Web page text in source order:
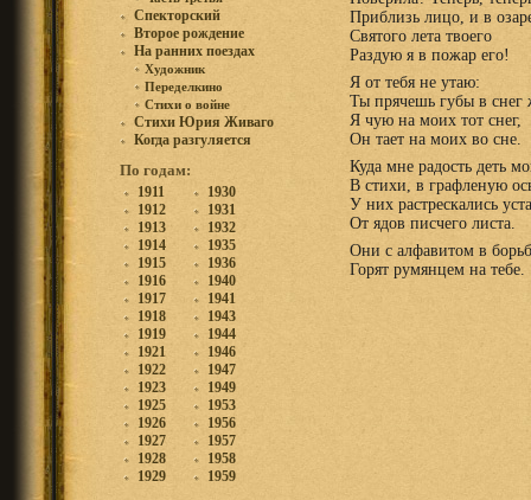
Спекторский
Второе рождение
На ранних поездах
Художник
Переделкино
Стихи о войне
Стихи Юрия Живаго
Когда разгуляется
По годам:
1911
1912
1913
1914
1915
1916
1917
1918
1919
1921
1922
1923
1925
1926
1927
1928
1929
1930
1931
1932
1935
1936
1940
1941
1943
1944
1946
1947
1949
1953
1956
1957
1958
1959
Приблизь лицо, и в
Святого лета твоего
Раздую я в пожар его!
Я от тебя не утаю:
Ты прячешь губы в снег
Я чую на моих тот снег,
Он тает на моих во сне.
Куда мне радость деть
В стихи, в графленую
У них растрескались уста
От ядов писчего листа.
Они с алфавитом в
Горят румянцем на тебе.